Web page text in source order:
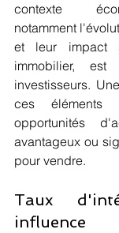
contexte
notamment
et leur impact
immobilier,
investisseurs.
ces éléments
opportunités
avantageux ou
pour vendre.
Taux
influence